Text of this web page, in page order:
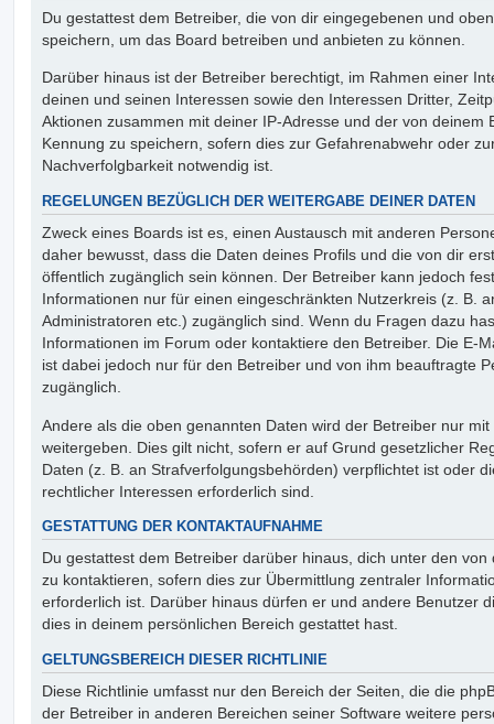
Du gestattest dem Betreiber, die von dir eingegebenen und
speichern, um das Board betreiben und anbieten zu können.
Darüber hinaus ist der Betreiber berechtigt, im Rahmen einer
deinen und seinen Interessen sowie den Interessen Dritter,
Aktionen zusammen mit deiner IP-Adresse und der von deinem
Kennung zu speichern, sofern dies zur Gefahrenabwehr oder
Nachverfolgbarkeit notwendig ist.
REGELUNGEN BEZÜGLICH DER WEITERGABE DEINER DATEN
Zweck eines Boards ist es, einen Austausch mit anderen
daher bewusst, dass die Daten deines Profils und die von dir
öffentlich zugänglich sein können. Der Betreiber kann jedoch
Informationen nur für einen eingeschränkten Nutzerkreis (z. B.
Administratoren etc.) zugänglich sind. Wenn du Fragen dazu
Informationen im Forum oder kontaktiere den Betreiber. Die E-
ist dabei jedoch nur für den Betreiber und von ihm beauftragte
zugänglich.
Andere als die oben genannten Daten wird der Betreiber nur
weitergeben. Dies gilt nicht, sofern er auf Grund gesetzlicher
Daten (z. B. an Strafverfolgungsbehörden) verpflichtet ist oder
rechtlicher Interessen erforderlich sind.
GESTATTUNG DER KONTAKTAUFNAHME
Du gestattest dem Betreiber darüber hinaus, dich unter den
zu kontaktieren, sofern dies zur Übermittlung zentraler
erforderlich ist. Darüber hinaus dürfen er und andere Benutzer
dies in deinem persönlichen Bereich gestattet hast.
GELTUNGSBEREICH DIESER RICHTLINIE
Diese Richtlinie umfasst nur den Bereich der Seiten, die die
der Betreiber in anderen Bereichen seiner Software weitere